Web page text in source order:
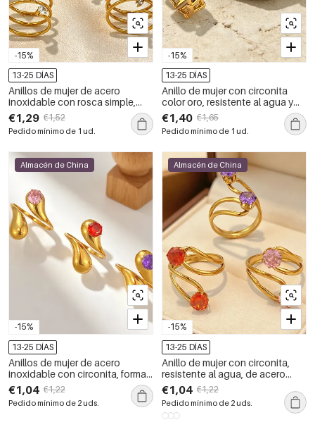
-15%
13-25 DÍAS
Anillos de mujer de acero
inoxidable con rosca simple,
resistentes al agua y con
piedras preciosas, color
dorado.
€1,29 €1,52
Pedido mínimo de 1 ud.
-15%
13-25 DÍAS
Anillo de mujer con circonita
color oro, resistente al agua y
diseño de gota, de acero
inoxidable.
€1,40 €1,65
Pedido mínimo de 1 ud.
-15%
Almacén de China
13-25 DÍAS
Anillos de mujer de acero
inoxidable con circonita, forma
irregular y resistentes al agua,
de la serie Simple, de la serie
Simple.
€1,04 €1,22
Pedido mínimo de 2 uds.
-15%
Almacén de China
13-25 DÍAS
Anillo de mujer con circonita,
resistente al agua, de acero
inoxidable y forma irregular
simple.
€1,04 €1,22
Pedido mínimo de 2 uds.